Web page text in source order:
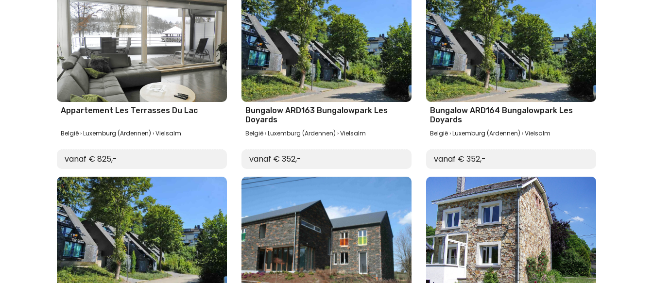
Appartement Les Terrasses Du Lac
België Luxemburg (Ardennen) Vielsalm
vanaf € 825,-
Bungalow ARD163 Bungalowpark Les
Doyards
België Luxemburg (Ardennen) Vielsalm
vanaf € 352,-
Bungalow ARD164 Bungalowpark Les
Doyards
België Luxemburg (Ardennen) Vielsalm
vanaf € 352,-